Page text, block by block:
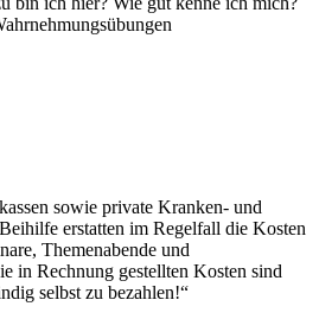
sowie private Kranken- und
erstatten im Regelfall die Kosten
Themenabende und
in Rechnung gestellten Kosten sind
selbst zu bezahlen!“